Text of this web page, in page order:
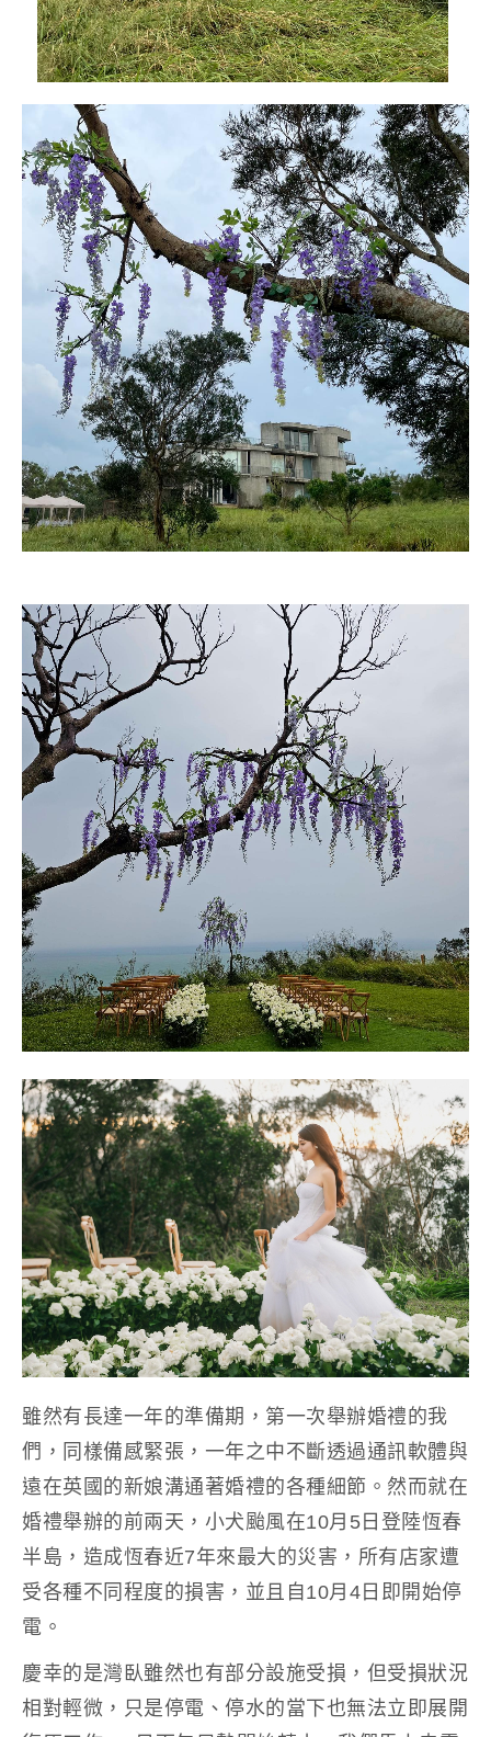
雖然有長達一年的準備期，第一次舉辦婚禮的我
們，同樣備感緊張，一年之中不斷透過通訊軟體與
遠在英國的新娘溝通著婚禮的各種細節。然而就在
婚禮舉辦的前兩天，小犬颱風在10月5日登陸恆春
半島，造成恆春近7年來最大的災害，所有店家遭
受各種不同程度的損害，並且自10月4日即開始停
電。
慶幸的是灣臥雖然也有部分設施受損，但受損狀況
相對輕微，只是停電、停水的當下也無法立即展開